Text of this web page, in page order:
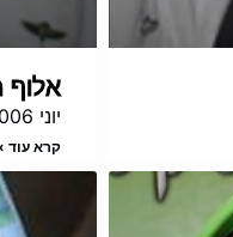
אלוף
יוני 2006 – יוני 2008
קרא עוד